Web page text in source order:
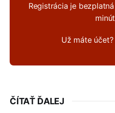
Registrácia je
Už máte účet?
ČÍTAŤ ĎALEJ